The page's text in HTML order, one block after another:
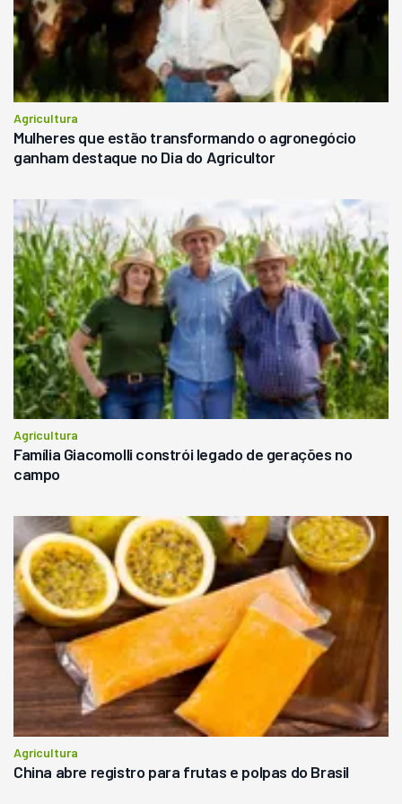
Agricultura
Mulheres que estão transformando o agronegócio
ganham destaque no Dia do Agricultor
Agricultura
Família Giacomolli constrói legado de gerações no
campo
Agricultura
China abre registro para frutas e polpas do Brasil